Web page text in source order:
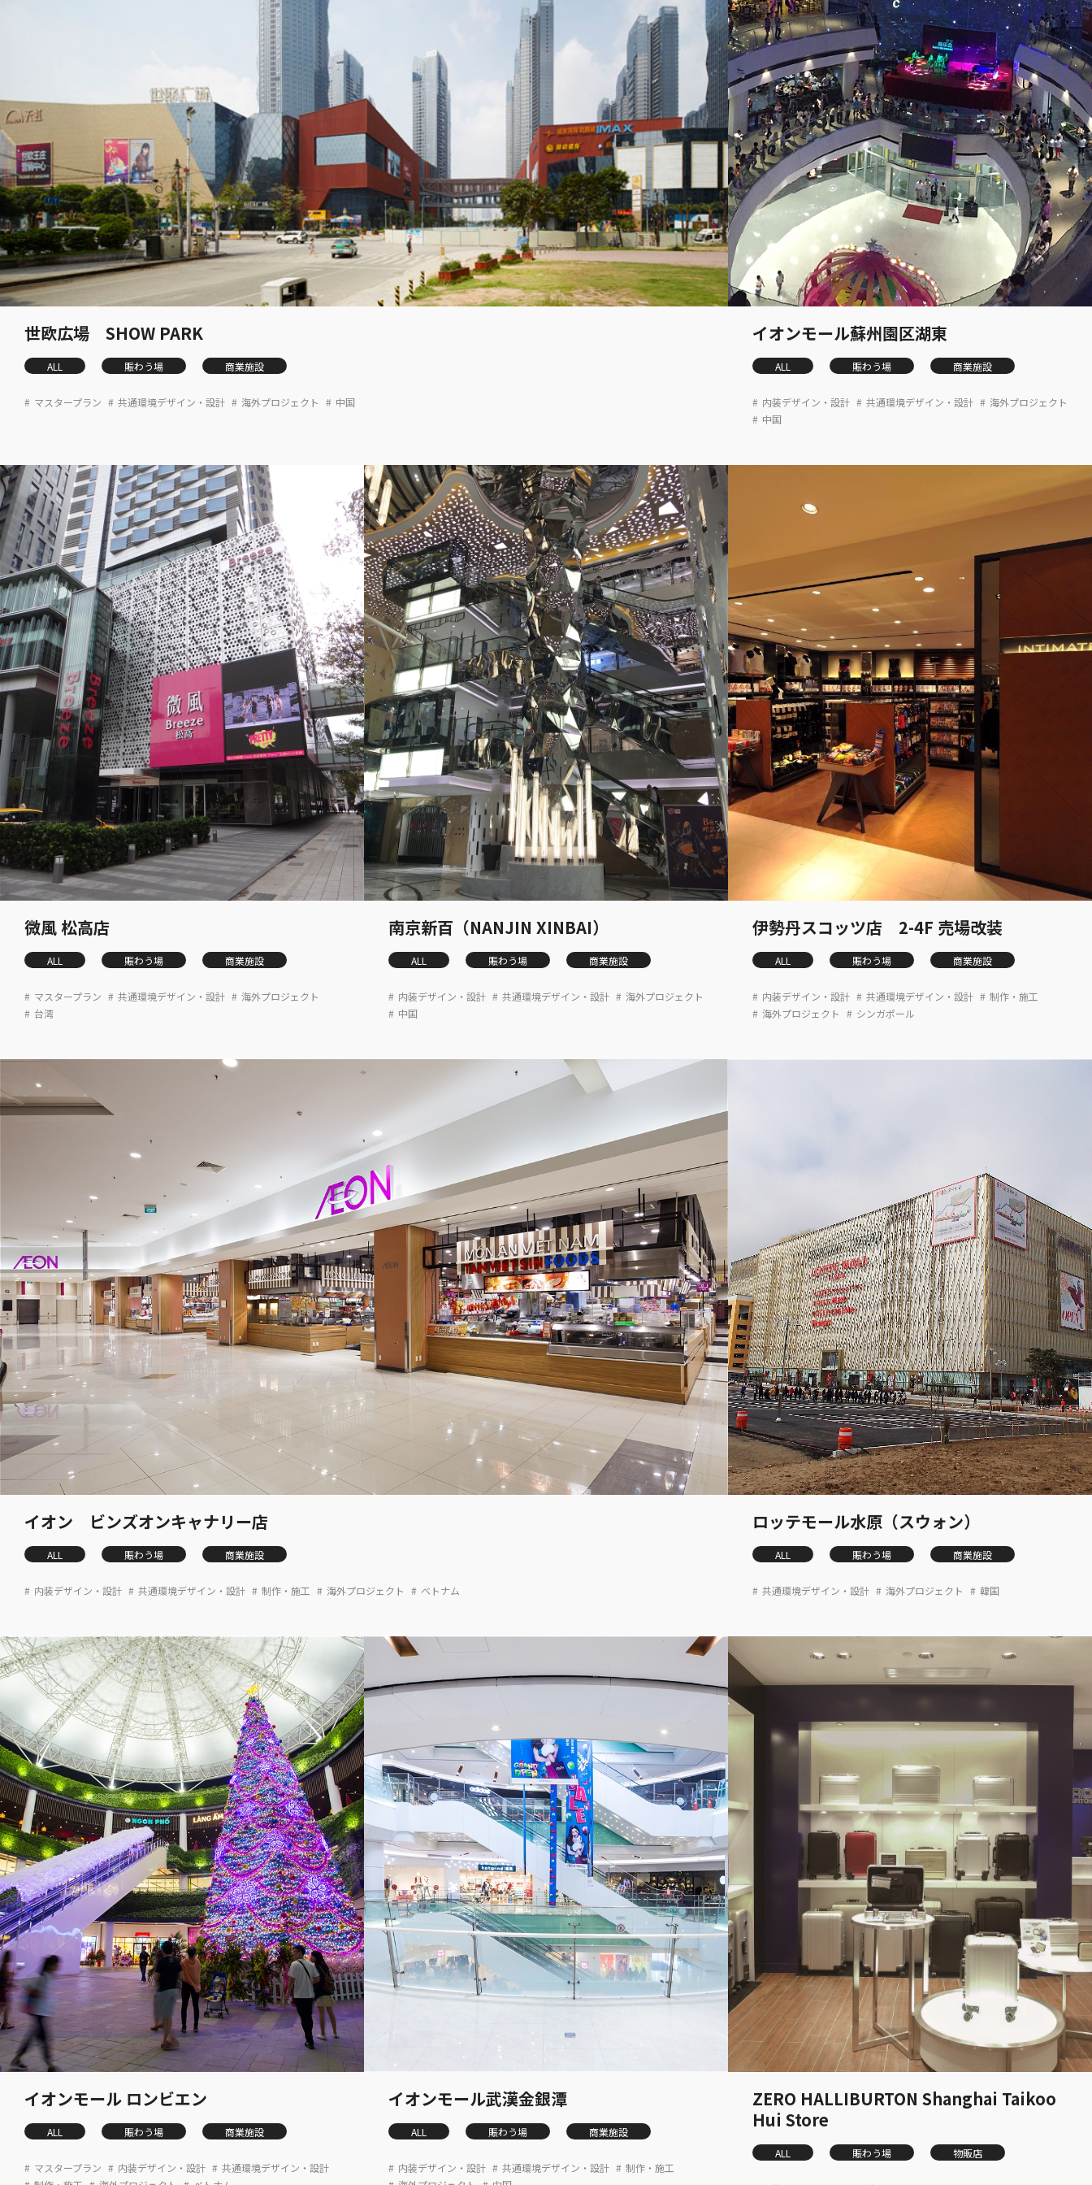
世欧広場 SHOW PARK
ALL 賑わう場 商業施設
マスタープラン 共通環境デザイン・設計 海外プロジェクト 中国
イオンモール蘇州園区湖東
ALL 賑わう場 商業施設
内装デザイン・設計 共通環境デザイン・設計
海外プロジェクト
中国
微風 松高店
ALL 賑わう場 商業施設
マスタープラン 共通環境デザイン・設計
海外プロジェクト
台湾
南京新百（NANJIN XINBAI）
ALL 賑わう場 商業施設
内装デザイン・設計 共通環境デザイン・設計
海外プロジェクト
中国
伊勢丹スコッツ店 2-4F 売場改装
ALL 賑わう場 商業施設
内装デザイン・設計 共通環境デザイン・設計
制作・施工
海外プロジェクト
シンガポール
イオン ビンズオンキャナリー店
ALL 賑わう場 商業施設
内装デザイン・設計 共通環境デザイン・設計 制作・施工 海外プロジェクト ベトナム
ロッテモール水原（スウォン）
ALL 賑わう場 商業施設
共通環境デザイン・設計 海外プロジェクト 韓国
イオンモール ロンビエン
ALL 賑わう場 商業施設
マスタープラン 内装デザイン・設計
共通環境デザイン・設計
イオンモール武漢金銀潭
ALL 賑わう場 商業施設
内装デザイン・設計 共通環境デザイン・設計
制作・施工
ZERO HALLIBURTON Shanghai Taikoo
Hui Store
ALL 賑わう場 物販店